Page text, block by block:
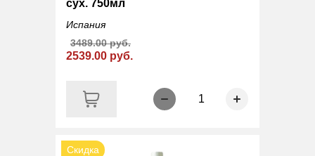
сух. 750мл
Испания
2539.00 руб.
3489.00 руб.
1
Скидка